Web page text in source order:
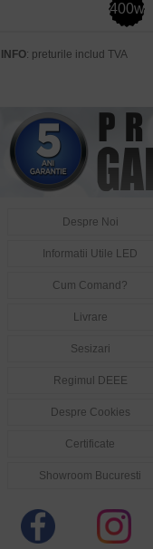
400w
INFO: preturile includ TVA
Despre Noi
Informatii Utile LED
Cum Comand?
Livrare
Sesizari
Regimul DEEE
Despre Cookies
Certificate
Showroom Bucuresti